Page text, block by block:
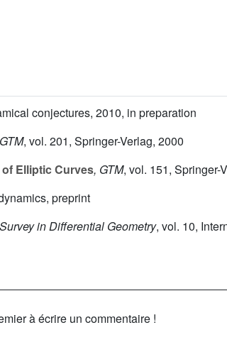
conjectures, 2010, in preparation
, vol. 201, Springer-Verlag, 2000
Elliptic Curves, GTM, vol. 151, Springer-
preprint
in Differential Geometry, vol. 10,
à écrire un commentaire !